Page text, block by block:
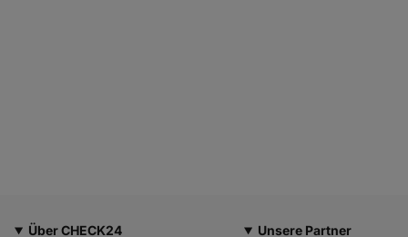
Über CHECK24 Unsere Partner